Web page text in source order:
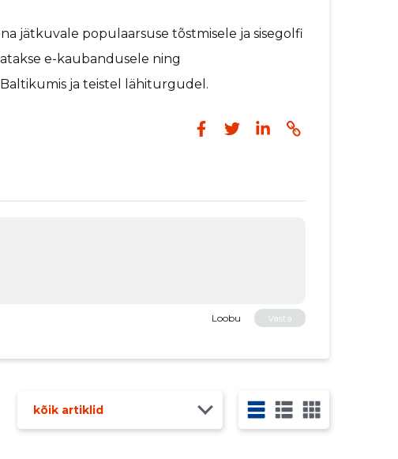
jätkuvale populaarsuse tõstmisele ja sisegolfi
e-kaubandusele ning
ja teistel lähiturgudel.
Loobu Vasta
kõik artiklid